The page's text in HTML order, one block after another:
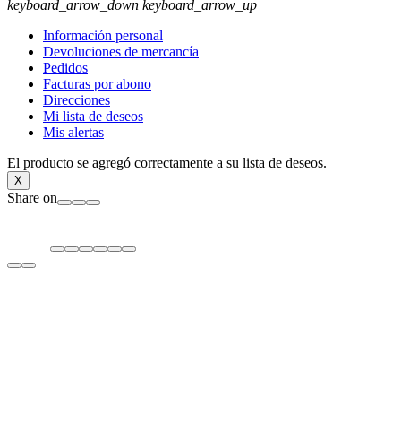
keyboard_arrow_down keyboard_arrow_up
Información personal
Devoluciones de mercancía
Pedidos
Facturas por abono
Direcciones
Mi lista de deseos
Mis alertas
El producto se agregó correctamente a su lista de deseos.
X
Share on